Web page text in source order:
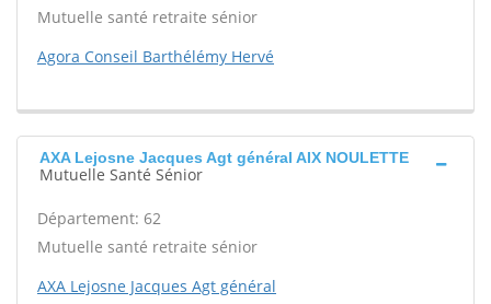
Mutuelle santé retraite sénior
Agora Conseil Barthélémy Hervé
AXA Lejosne Jacques Agt général AIX NOULETTE
Mutuelle Santé Sénior
Département: 62
Mutuelle santé retraite sénior
AXA Lejosne Jacques Agt général